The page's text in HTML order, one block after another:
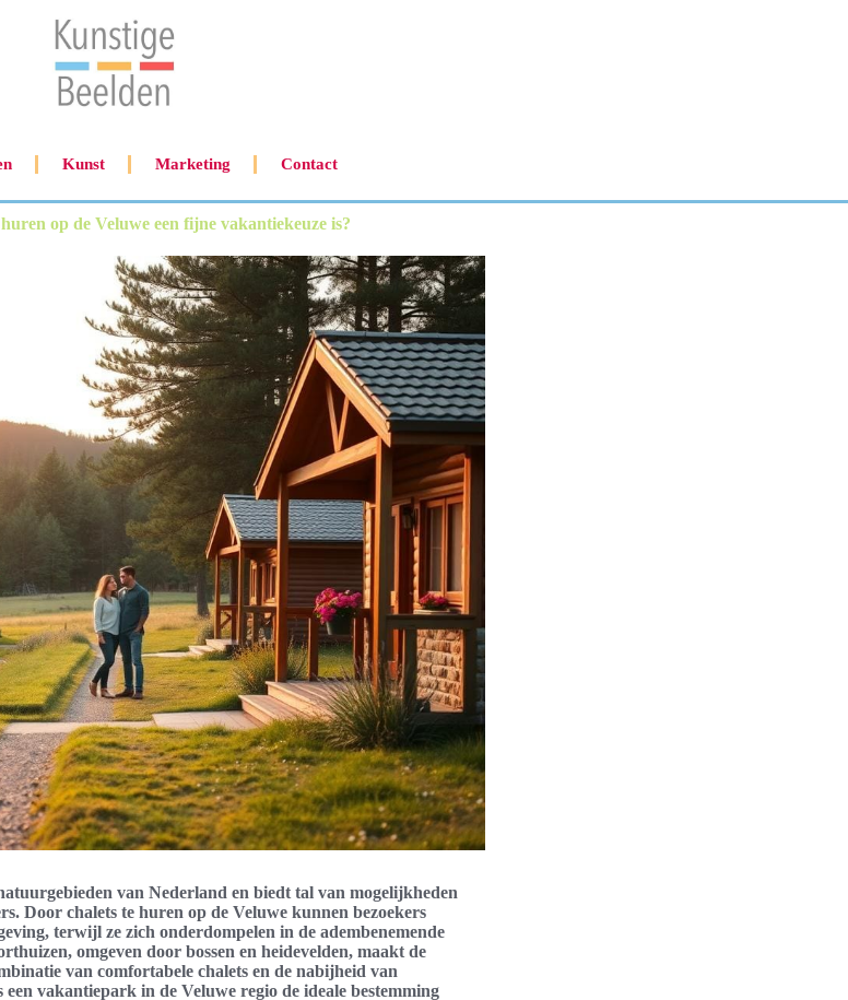
Kunst Marketing Contact
op de Veluwe een fijne vakantiekeuze is?
van Nederland en biedt tal van mogelijkheden
Door chalets te huren op de Veluwe kunnen bezoekers
terwijl ze zich onderdompelen in de adembenemende
omgeven door bossen en heidevelden, maakt de
van comfortabele chalets en de nabijheid van
een vakantiepark in de Veluwe regio de ideale bestemming